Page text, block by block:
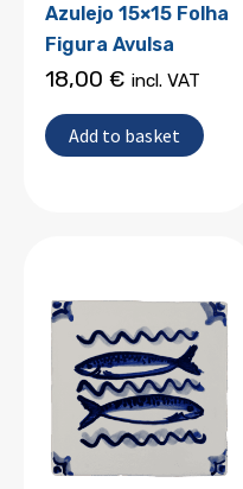
Azulejo 15×15 Folha
Figura Avulsa
18,00 € incl. VAT
Add to basket